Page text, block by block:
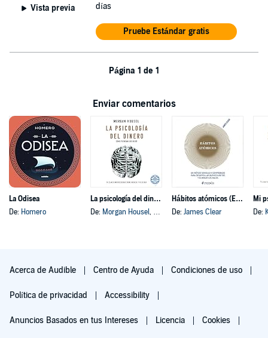
Vista previa
días
Pruebe Estándar gratis
Página 1 de 1
Enviar comentarios
La Odisea
De: Homero
La psicología del dinero
De: Morgan Housel, y otros
Hábitos atómicos (Español neutro)
De: James Clear
Mi
De:
Acerca de Audible Centro de Ayuda Condiciones de uso
Política de privacidad Accessibility
Anuncios Basados en tus Intereses Licencia Cookies